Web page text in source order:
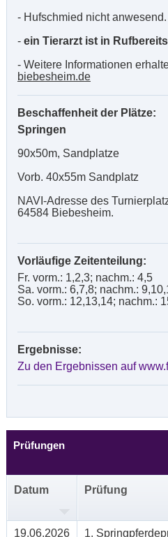
- Hufschmied nicht anwesend.
- ein Tierarzt ist in
- Weitere Informationen
biebesheim.de
Beschaffenheit der Plätze:
Springen
90x50m, Sandplatze
Vorb. 40x55m Sandplatz
NAVI-Adresse des
64584 Biebesheim.
Vorläufige Zeitenteilung:
Fr. vorm.: 1,2,3; nachm.: 4,5
Sa. vorm.: 6,7,8; nachm.:
So. vorm.: 12,13,14; nachm.:
Ergebnisse:
Zu den Ergebnissen auf
Prüfungen
Datum Prüfung
19.06.2026
1.